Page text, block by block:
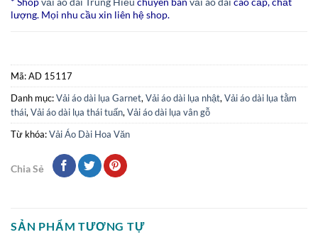
lượng. Mọi nhu cầu xin liên hệ shop.
Mã:AD 15117
Danh mục:Vải áo dài lụa Garnet, Vải áo dài lụa nhật, Vải áo dài lụa tằm
thái, Vải áo dài lụa thái tuấn, Vải áo dài lụa vân gỗ
Từ khóa:Vải Áo Dài Hoa Văn
Chia Sẻ
SẢN PHẨM TƯƠNG TỰ